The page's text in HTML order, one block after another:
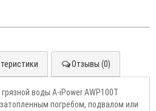
Отзывы (0)
воды A-iPower AWP100T
погребом, подвалом или